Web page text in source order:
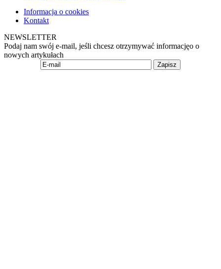
Informacja o cookies
Kontakt
NEWSLETTER
Podaj nam swój e-mail, jeśli chcesz otrzymywać informacjęo o
nowych artykułach
Zapisz